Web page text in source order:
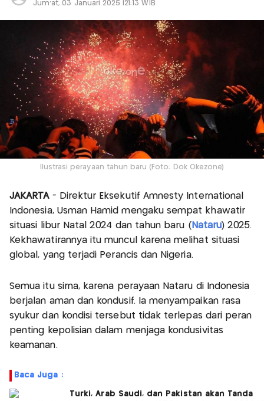
Jum'at, 03 Januari 2025 |21:13 WIB
Ilustrasi perayaan tahun baru (Foto: Dok Okezone)
JAKARTA - Direktur Eksekutif Amnesty International
Indonesia, Usman Hamid mengaku sempat khawatir
situasi libur Natal 2024 dan tahun baru ( Nataru) 2025.
Kekhawatirannya itu muncul karena melihat situasi
global, yang terjadi Perancis dan Nigeria.
Semua itu sirna, karena perayaan Nataru di Indonesia
berjalan aman dan kondusif. Ia menyampaikan rasa
syukur dan kondisi tersebut tidak terlepas dari peran
penting kepolisian dalam menjaga kondusivitas
keamanan.
Baca Juga :
Turki, Arab Saudi, dan Pakistan akan Tanda